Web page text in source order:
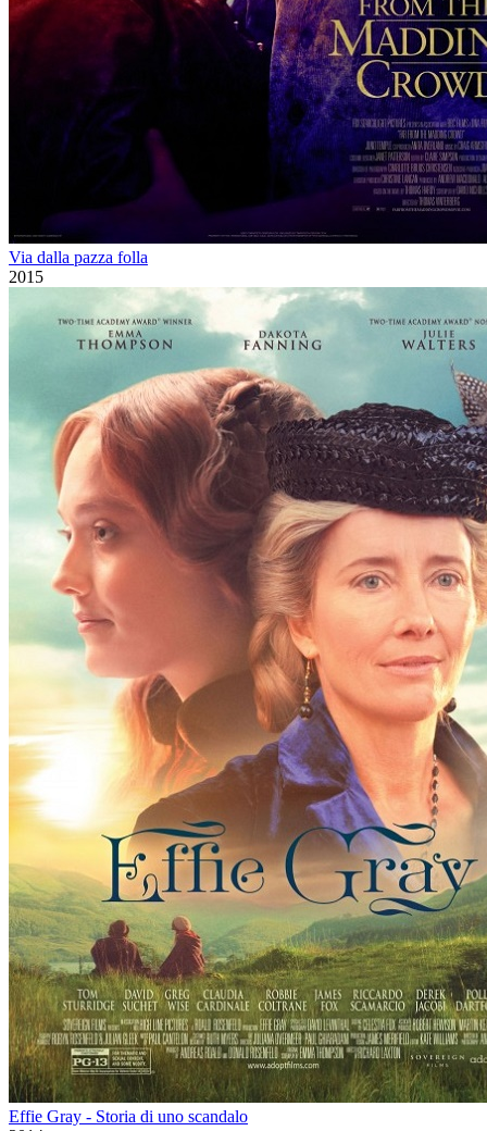
Via dalla pazza folla
2015
Effie Gray - Storia di uno scandalo